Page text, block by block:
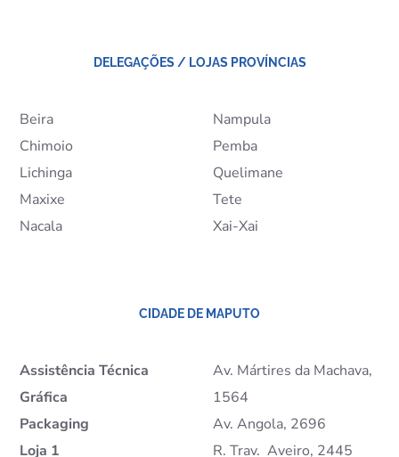
DELEGAÇÕES / LOJAS PROVÍNCIAS
Beira
Chimoio
Lichinga
Maxixe
Nacala
Nampula
Pemba
Quelimane
Tete
Xai-Xai
CIDADE DE MAPUTO
Assistência Técnica
Gráfica
Packaging
Loja 1
Av. Mártires da Machava,
1564
Av. Angola, 2696
R. Trav. Aveiro, 2445